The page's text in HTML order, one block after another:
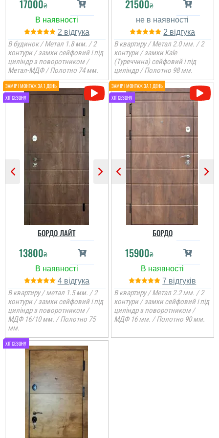
душі можу сказати
велике дякую....
читати всі відгуки
Двері сподобались,
майстри, менеджер,
замовлення виконано
дякую
читати всі відгуки
17000₴
2
В будинок / Метал 1.8 мм. / 2
контури / замки сейфовий і під
циліндр з поворотником /
Метал-МДФ / Полотно 74 мм.
21500₴
2
В квартиру / Метал 2.0 мм. / 2
контури / замки Kale
(Туреччина) сейфовий і під
циліндр / Полотно 98 мм.
БОРДО ЛАЙТ
13800₴
4
В квартиру / метал 1.5 мм. / 2
контури / замки сейфовий і під
циліндр з поворотником /
МДФ 16/10 мм. / Полотно 75
мм.
БОРДО
15900₴
7
В квартиру / Метал 2.2 мм. / 2
контури / замки сейфовий і під
циліндр з поворотником /
МДФ 16 мм. / Полотно 90 мм.